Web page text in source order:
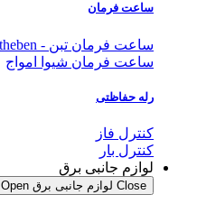
ساعت فرمان
ساعت فرمان تبن - theben
ساعت فرمان شیوا امواج
رله حفاظتی
کنترل فاز
کنترل بار
لوازم جانبی برق
Close لوازم جانبی برق Open لوازم جانبی برق